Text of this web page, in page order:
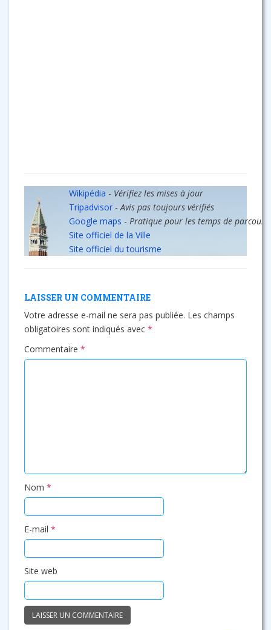
Wikipédia - Vérifiez les mises à jour
Tripadvisor-Avis pas toujours vérifiés
Google maps - Pratique pour les temps de parcours
Site officiel de la Ville
Site officiel du tourisme
LAISSER UN COMMENTAIRE
Votre adresse e-mail ne sera pas publiée. Les champs
obligatoires sont indiqués avec *
Commentaire *
Nom *
E-mail *
Site web